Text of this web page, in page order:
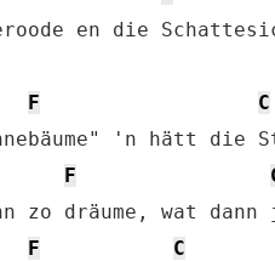
en die
F C
'n hätt die
F
zo dräume, wat
F C